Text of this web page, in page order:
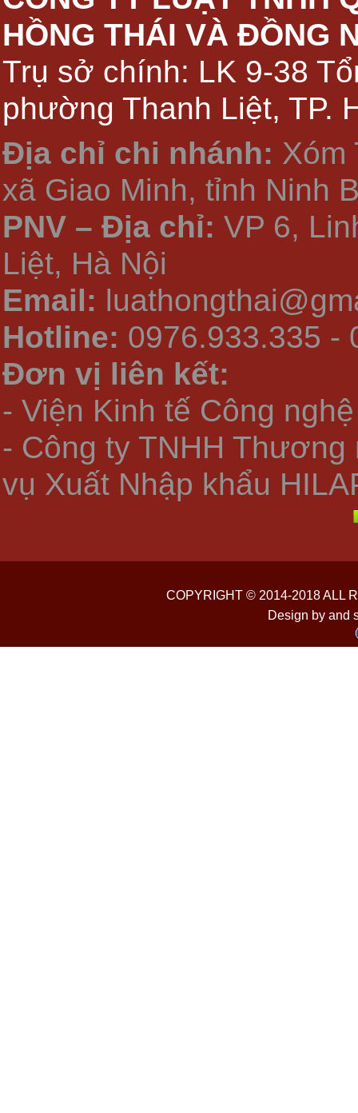
HỒNG THÁI VÀ ĐỒNG
Trụ sở chính: LK 9-38
phường Thanh Liệt, TP.
Địa chỉ chi nhánh: Xóm
xã Giao Minh, tỉnh Ninh
PNV – Địa chỉ: VP 6,
Liệt, Hà Nội
Email:
Hotline: 0976.933.335 -
Đơn vị liên kết:
- Viện Kinh tế Công
- Công ty TNHH Thương
vụ Xuất Nhập khẩu
COPYRIGHT © 2014-2018 ALL
Design by and